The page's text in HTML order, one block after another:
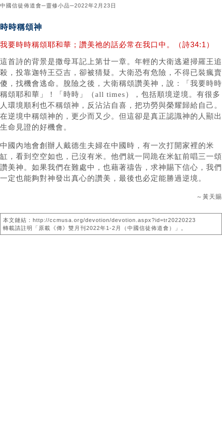
中國信徒佈道會─靈修小品─2022年2月23日
時時稱頌神
我要時時稱頌耶和華；讚美祂的話必常在我口中。（詩34:1）
這首詩的背景是撒母耳記上第廿一章。年輕的大衛逃避掃羅王追
殺，投靠迦特王亞吉，卻被猜疑。大衛恐有危險，不得已裝瘋賣
傻，找機會逃命。脫險之後，大衛稱頌讚美神，說：「我要時時
稱頌耶和華」！「時時」（all times），包括順境逆境。有很多
人環境順利也不稱頌神，反沾沾自喜，把功勞與榮耀歸給自己。
在逆境中稱頌神的，更少而又少。但這卻是真正認識神的人顯出
生命見證的好機會。
中國內地會創辦人戴德生夫婦在中國時，有一次打開家裡的米
缸，看到空空如也，已沒有米。他們就一同跪在米缸前唱三一頌
讚美神。如果我們在難處中，也藉著禱告，求神賜下信心，我們
一定也能夠對神發出真心的讚美，最後也必定能勝過逆境。
～黃天賜
本文鏈結：http://ccmusa.org/devotion/devotion.aspx?id=tr20220223
轉載請註明「原載《傳》雙月刊2022年1-2月（中國信徒佈道會）」。